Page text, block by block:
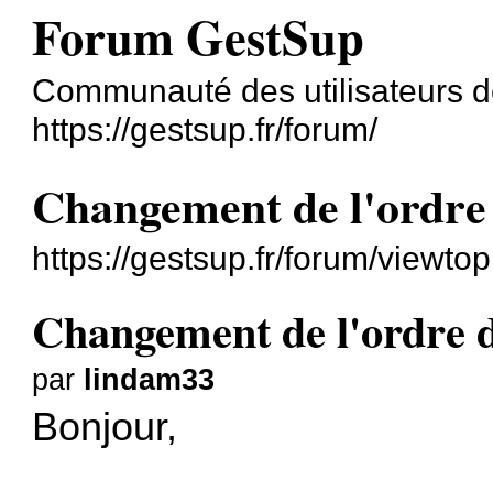
Forum GestSup
Communauté des utilisateurs
https://gestsup.fr/forum/
Changement de
https://gestsup.fr/forum/
Changement de l'ordre
par lindam33
Bonjour,